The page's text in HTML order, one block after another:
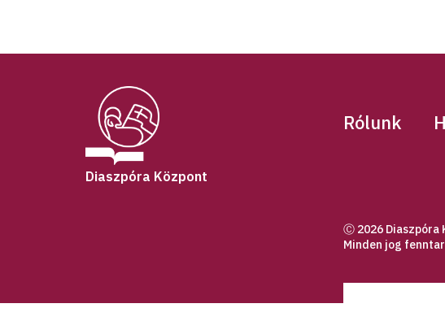
Diaszpóra Központ
Rólunk
Ⓒ 2026 Diaszpóra
Minden jog